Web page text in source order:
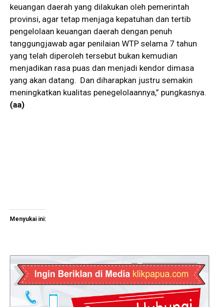
keuangan daerah yang dilakukan oleh pemerintah
provinsi, agar tetap menjaga kepatuhan dan tertib
pengelolaan keuangan daerah dengan penuh
tanggungjawab agar penilaian WTP selama 7 tahun
yang telah diperoleh tersebut bukan kemudian
menjadikan rasa puas dan menjadi kendor dimasa
yang akan datang. Dan diharapkan justru semakin
meningkatkan kualitas penegelolaannya,” pungkasnya.
(aa)
Menyukai ini: